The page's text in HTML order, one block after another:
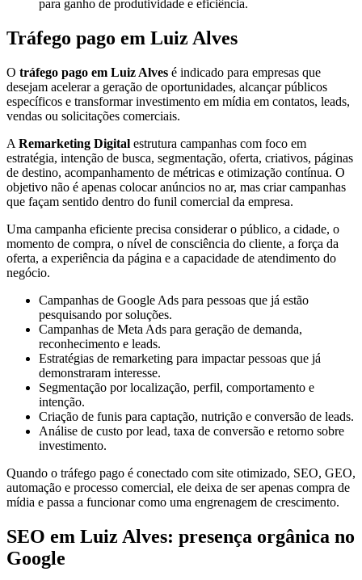
para ganho de produtividade e eficiência.
Tráfego pago em Luiz Alves
O tráfego pago em Luiz Alves é indicado para empresas que
desejam acelerar a geração de oportunidades, alcançar públicos
específicos e transformar investimento em mídia em contatos, leads,
vendas ou solicitações comerciais.
A Remarketing Digital estrutura campanhas com foco em
estratégia, intenção de busca, segmentação, oferta, criativos, páginas
de destino, acompanhamento de métricas e otimização contínua. O
objetivo não é apenas colocar anúncios no ar, mas criar campanhas
que façam sentido dentro do funil comercial da empresa.
Uma campanha eficiente precisa considerar o público, a cidade, o
momento de compra, o nível de consciência do cliente, a força da
oferta, a experiência da página e a capacidade de atendimento do
negócio.
Campanhas de Google Ads para pessoas que já estão
pesquisando por soluções.
Campanhas de Meta Ads para geração de demanda,
reconhecimento e leads.
Estratégias de remarketing para impactar pessoas que já
demonstraram interesse.
Segmentação por localização, perfil, comportamento e
intenção.
Criação de funis para captação, nutrição e conversão de leads.
Análise de custo por lead, taxa de conversão e retorno sobre
investimento.
Quando o tráfego pago é conectado com site otimizado, SEO, GEO,
automação e processo comercial, ele deixa de ser apenas compra de
mídia e passa a funcionar como uma engrenagem de crescimento.
SEO em Luiz Alves: presença orgânica no
Google